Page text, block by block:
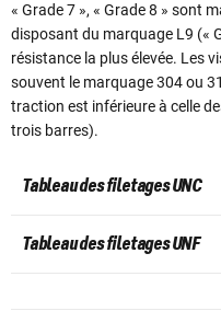
« Grade 7 », « Grade 8 » sont
disposant du marquage L9 («
résistance la plus élevée. Les
souvent le marquage 304 ou
traction est inférieure à celle
trois barres).
Tableau des filetages UNC
Tableau des filetages UNF